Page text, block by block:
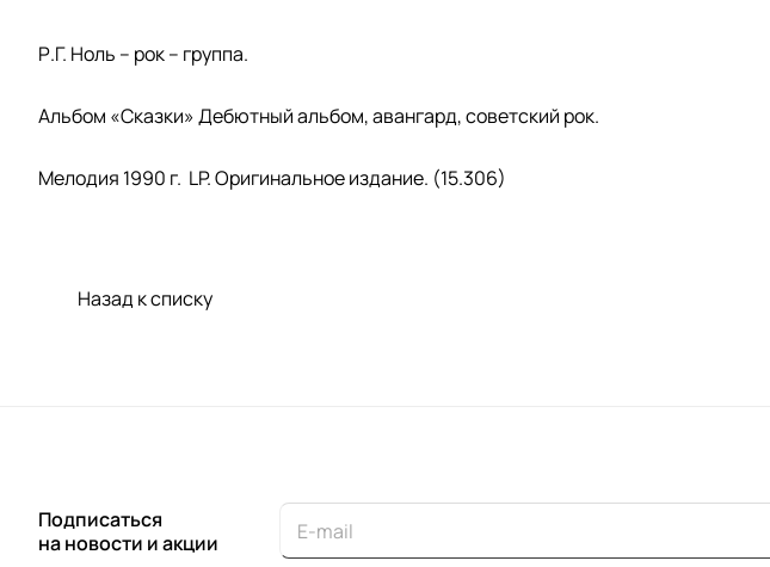
Р.Г. Ноль – рок – группа.
Альбом «Сказки» Дебютный альбом, авангард, советский рок.
Мелодия 1990 г. LP. Оригинальное издание. (15.306)
Назад к списку
Подписаться
на новости и акции